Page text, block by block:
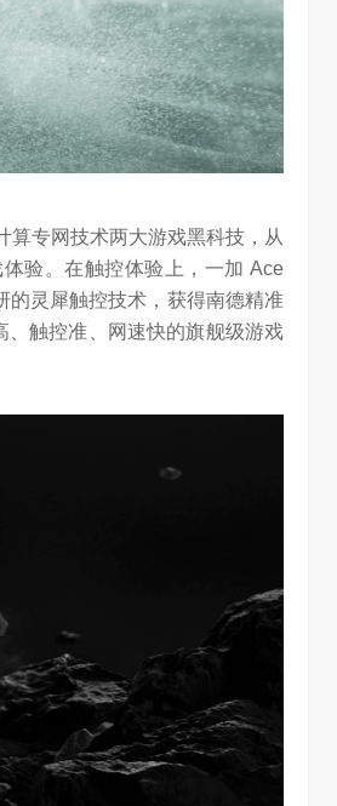
算专网技术两大游戏黑科技，从
验。在触控体验上，一加 Ace
灵犀触控技术，获得南德精准
、触控准、网速快的旗舰级游戏